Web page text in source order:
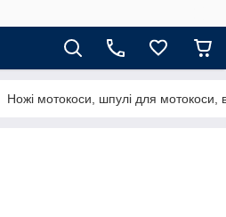
Ножі мотокоси, шпулі для мотокоси,